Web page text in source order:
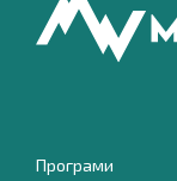
Програми